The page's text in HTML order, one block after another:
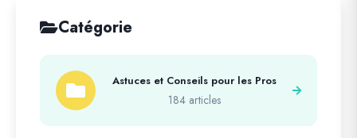
Catégorie
Astuces et Conseils pour les Pros
184 articles